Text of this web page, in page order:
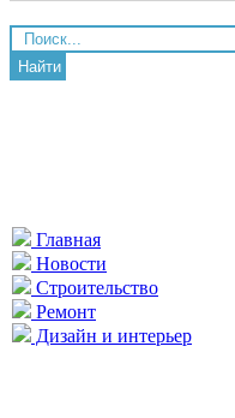
Найти
Главная
Новости
Строительство
Ремонт
Дизайн и интерьер